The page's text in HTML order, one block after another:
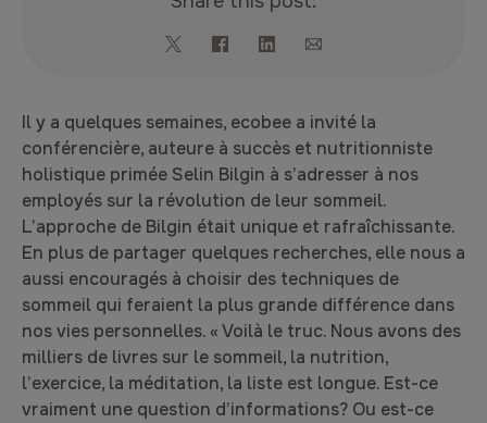
Il y a quelques semaines, ecobee a invité la
conférencière, auteure à succès et nutritionniste
holistique primée Selin Bilgin à s’adresser à nos
employés sur la révolution de leur sommeil.
L’approche de Bilgin était unique et rafraîchissante.
En plus de partager quelques recherches, elle nous a
aussi encouragés à choisir des techniques de
sommeil qui feraient la plus grande différence dans
nos vies personnelles. « Voilà le truc. Nous avons des
milliers de livres sur le sommeil, la nutrition,
l’exercice, la méditation, la liste est longue. Est-ce
vraiment une question d’informations? Ou est-ce